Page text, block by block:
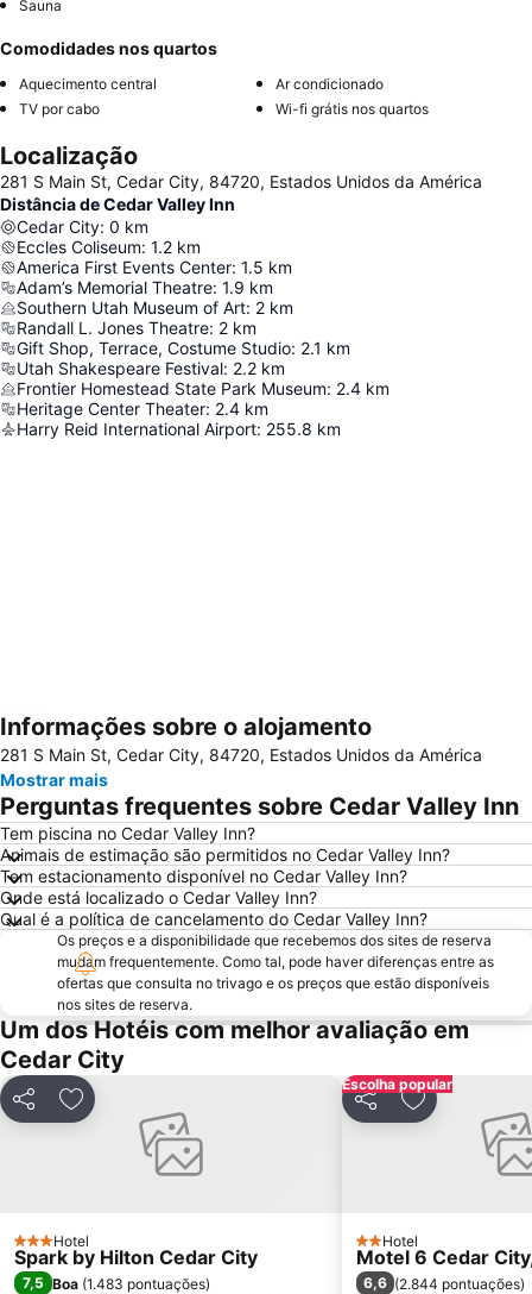
Sauna
Comodidades nos quartos
Aquecimento central
Ar condicionado
TV por cabo
Wi-fi grátis nos quartos
Localização
281 S Main St, Cedar City, 84720, Estados Unidos da América
Distância de Cedar Valley Inn
Cedar City: 0 km
Eccles Coliseum: 1.2 km
America First Events Center: 1.5 km
Adam’s Memorial Theatre: 1.9 km
Southern Utah Museum of Art: 2 km
Randall L. Jones Theatre: 2 km
Gift Shop, Terrace, Costume Studio: 2.1 km
Utah Shakespeare Festival: 2.2 km
Frontier Homestead State Park Museum: 2.4 km
Heritage Center Theater: 2.4 km
Harry Reid International Airport: 255.8 km
Ampliar mapa
Informações sobre o alojamento
281 S Main St, Cedar City, 84720, Estados Unidos da América
Mostrar mais
Perguntas frequentes sobre Cedar Valley Inn
Tem piscina no Cedar Valley Inn?
Animais de estimação são permitidos no Cedar Valley Inn?
Tem estacionamento disponível no Cedar Valley Inn?
Onde está localizado o Cedar Valley Inn?
Qual é a política de cancelamento do Cedar Valley Inn?
Os preços e a disponibilidade que recebemos dos sites de reserva
mudam frequentemente. Como tal, pode haver diferenças entre as
ofertas que consulta no trivago e os preços que estão disponíveis
nos sites de reserva.
Um dos Hotéis com melhor avaliação em
Cedar City
PartilharAdicionar aos favoritos
3 Estrelas
Hotel
Spark by Hilton Cedar City
7,5 Boa (1.483 pontuações)
Escolha popular
PartilharAdicionar
2 Estrelas
Hotel
Motel 6 Cedar
6,6 (2.844 pontuações)